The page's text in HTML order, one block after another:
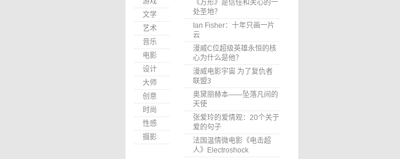
文学
艺术
音乐
电影
设计
大师
创意
时尚
性感
摄影
《方形》是信任和关心的一
处圣地？
Ian Fisher：十年只画一片
云
漫威C位超级英雄永恒的核
心为什么是他？
漫威电影宇宙 为了复仇者
联盟3
奥黛丽赫本——坠落凡间的
天使
张爱玲的爱情观：20个关于
爱的句子
法国温情微电影《电击超
人》Electroshock